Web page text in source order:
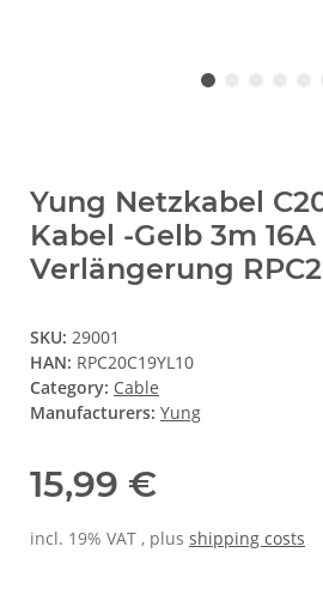
Yung Netzkabel
Kabel -Gelb 3m 16A
Verlängerung
SKU: 29001
HAN: RPC20C19YL10
Category: Cable
Manufacturers: Yung
15,99 €
incl. 19% VAT , plus shipping costs